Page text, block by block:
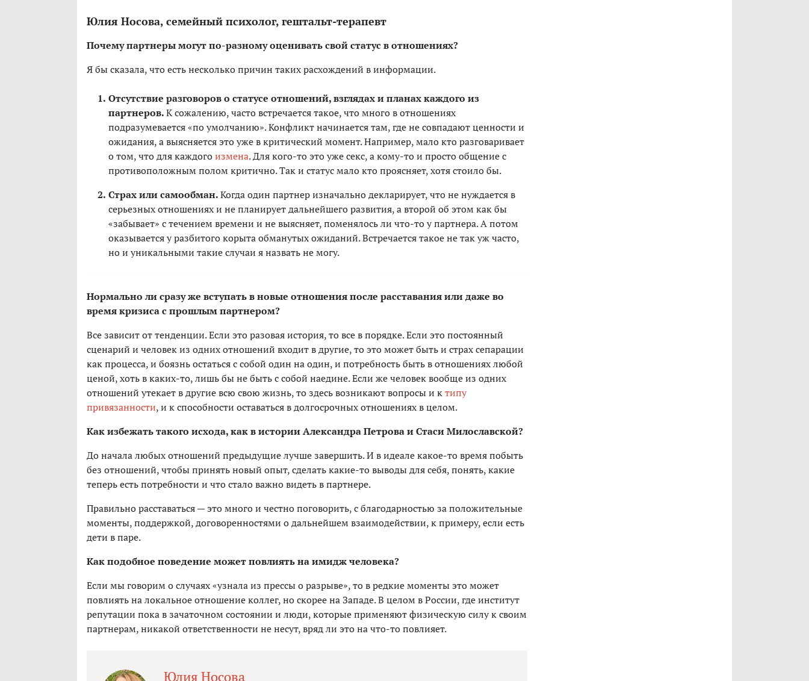
Юлия Носова, семейный психолог, гештальт-терапевт
Почему партнеры могут по-разному оценивать свой статус в отношениях?
Я бы сказала, что есть несколько причин таких расхождений в информации.
Отсутствие разговоров о статусе отношений, взглядах и планах каждого из
партнеров.К сожалению, часто встречается такое, что много в отношениях
подразумевается «по умолчанию». Конфликт начинается там, где не совпадают ценности и
ожидания, а выясняется это уже в критический момент. Например, мало кто разговаривает
о том, что для каждогоизмена. Для кого-то это уже секс, а кому-то и просто общение с
противоположным полом критично. Так и статус мало кто проясняет, хотя стоило бы.
Страх или самообман.Когда один партнер изначально декларирует, что не нуждается в
серьезных отношениях и не планирует дальнейшего развития, а второй об этом как бы
«забывает» с течением времени и не выясняет, поменялось ли что-то у партнера. А потом
оказывается у разбитого корыта обманутых ожиданий. Встречается такое не так уж часто,
но и уникальными такие случаи я назвать не могу.
Нормально ли сразу же вступать в новые отношения после расставания или даже во
время кризиса с прошлым партнером?
Все зависит от тенденции. Если это разовая история, то все в порядке. Если это постоянный
сценарий и человек из одних отношений входит в другие, то это может быть и страх сепарации
как процесса, и боязнь остаться с собой один на один, и потребность быть в отношениях любой
ценой, хоть в каких-то, лишь бы не быть с собой наедине. Если же человек вообще из одних
отношений утекает в другие всю свою жизнь, то здесь возникают вопросы и ктипу
привязанности, и к способности оставаться в долгосрочных отношениях в целом.
Как избежать такого исхода, как в истории Александра Петрова и Стаси Милославской?
До начала любых отношений предыдущие лучше завершить. И в идеале какое-то время побыть
без отношений, чтобы принять новый опыт, сделать какие-то выводы для себя, понять, какие
теперь есть потребности и что стало важно видеть в партнере.
Правильно расставаться — это много и честно поговорить, с благодарностью за положительные
моменты, поддержкой, договоренностями о дальнейшем взаимодействии, к примеру, если есть
дети в паре.
Как подобное поведение может повлиять на имидж человека?
Если мы говорим о случаях «узнала из прессы о разрыве», то в редкие моменты это может
повлиять на локальное отношение коллег, но скорее на Западе. В целом в России, где институт
репутации пока в зачаточном состоянии и люди, которые применяют физическую силу к своим
партнерам, никакой ответственности не несут, вряд ли это на что-то повлияет.
Юлия Носова